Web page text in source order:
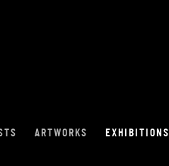
ARTWORKS EXHIBITIONS